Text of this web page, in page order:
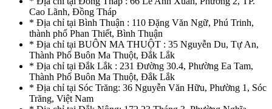
Cao Lãnh, Đồng Tháp
* Địa chỉ tại Bình Thuận : 110 Đặng Văn Ngữ, Phú Trinh,
thành phố Phan Thiết, Bình Thuận
* Địa chỉ tại BUÔN MA THUỘT : 35 Nguyễn Du, Tự An,
Thành Phố Buôn Ma Thuột, Đắk Lắk
* Địa chỉ tại Đắk Lắk : 231 Đường 30.4, Phường Ea Tam,
Thành Phố Buôn Ma Thuột, Đắk Lắk
* Địa chỉ tại Sóc Trăng: 36 Nguyễn Văn Hữu, Phường 1, Sóc
Trăng, Việt Nam